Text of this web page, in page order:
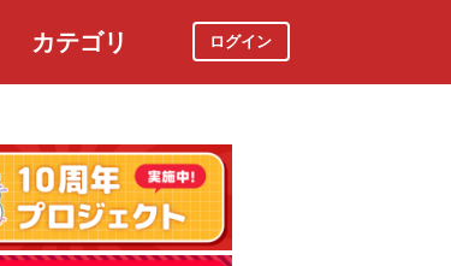
カテゴリ ログイン